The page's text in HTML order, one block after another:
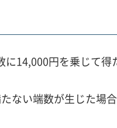
14,000円を乗じて
ない端数が生じた場